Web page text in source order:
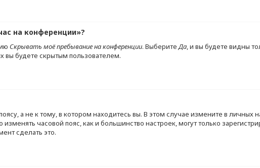
на конференции»?
Скрывать моё пребывание на конференции. ВыберитеДа, и вы будете видны
вы будете скрытым пользователем.
а не к тому, в котором находитесь вы. В этом случае измените в личных
часовой пояс, как и большинство настроек, могут только
сделать это.